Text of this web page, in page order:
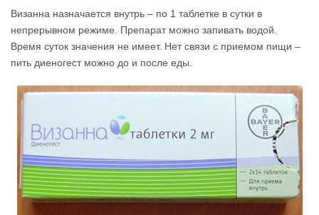
Визанна назначается внутрь – по 1 таблетке в сутки в
непрерывном режиме. Препарат можно запивать водой.
Время суток значения не имеет. Нет связи с приемом пищи –
пить диеногест можно до и после еды.